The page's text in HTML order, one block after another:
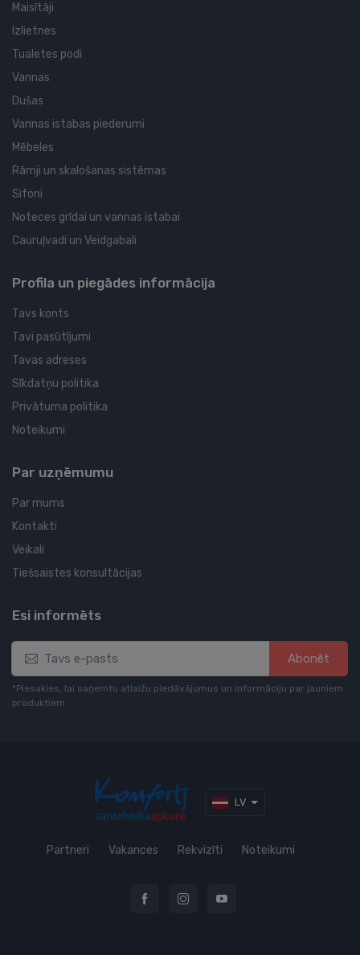
Maisītāji
Izlietnes
Tualetes podi
Vannas
Dušas
Vannas istabas piederumi
Mēbeles
Rāmji un skalošanas sistēmas
Sifoni
Noteces grīdai un vannas istabai
Cauruļvadi un Veidgabali
Profila un piegādes informācija
Tavs konts
Tavi pasūtījumi
Tavas adreses
Sīkdatņu politika
Privātuma politika
Noteikumi
Par uzņēmumu
Par mums
Kontakti
Veikali
Tiešsaistes konsultācijas
Esi informēts
Abonēt
*Piesakies, lai saņemtu atlaižu piedāvājumus un informāciju par jauniem
produktiem
LV
Partneri Vakances Rekvizīti Noteikumi